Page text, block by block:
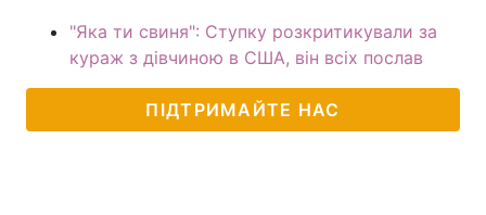
"Яка ти свиня": Ступку розкритикували за
кураж з дівчиною в США, він всіх послав
ПІДТРИМАЙТЕ НАС